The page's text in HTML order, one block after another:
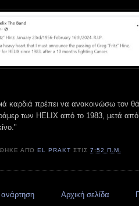
καρδιά πρέπει να ανακοινώσω τον
των HELIX από το 1983, μετά
ΑΠΌEL PRAKT ΣΤΙΣ7:52 Π.Μ.
ανάρτηση Αρχική σελίδα